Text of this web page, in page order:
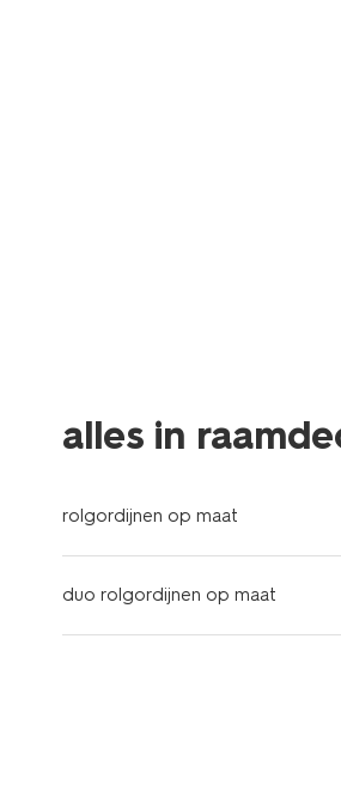
alles in
rolgordijnen op maat
duo rolgordijnen op maat